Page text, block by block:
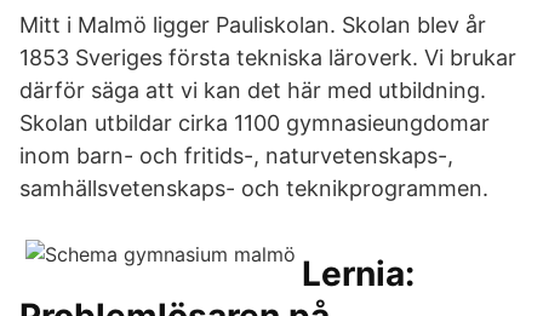
Mitt i Malmö ligger Pauliskolan. Skolan blev år
1853 Sveriges första tekniska läroverk. Vi brukar
därför säga att vi kan det här med utbildning.
Skolan utbildar cirka 1100 gymnasieungdomar
inom barn- och fritids-, naturvetenskaps-,
samhällsvetenskaps- och teknikprogrammen.
Lernia: